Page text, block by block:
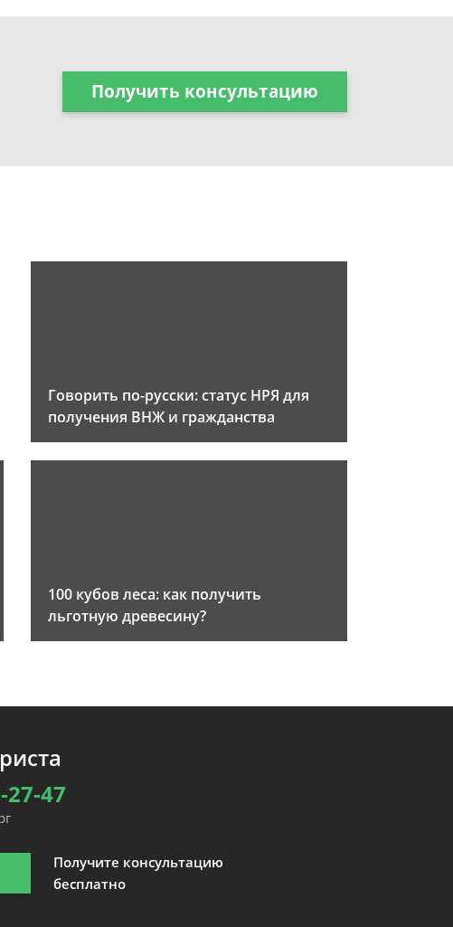
Получить консультацию
Говорить по-русски: статус НРЯ для
получения ВНЖ и гражданства
100 кубов леса: как получить
льготную древесину?
27-47
Получите консультацию
бесплатно